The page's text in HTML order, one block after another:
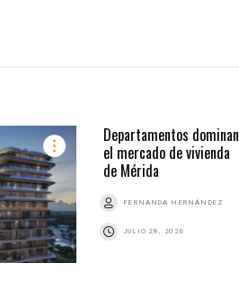
Departamentos dominan
el mercado de vivienda
de Mérida
FERNANDA HERNÁNDEZ
JULIO 28, 2026